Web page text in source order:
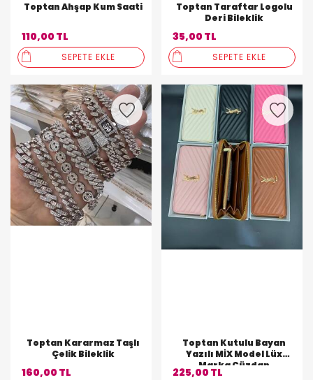
Toptan Ahşap Kum Saati
110,00 TL
SEPETE EKLE
Toptan Taraftar Logolu
Deri Bileklik
35,00 TL
SEPETE EKLE
Toptan Kararmaz Taşlı
Çelik Bileklik
160,00 TL
Toptan Kutulu Bayan
Yazılı MİX Model Lüx
Marka Cüzdan
225,00 TL